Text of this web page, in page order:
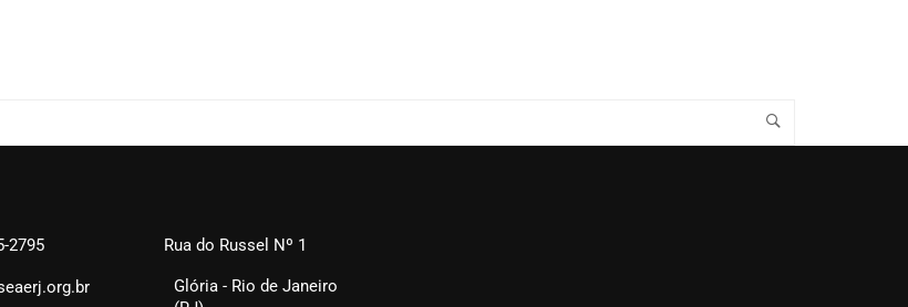
2795 Rua do Russel Nº 1
Glória - Rio de Janeiro